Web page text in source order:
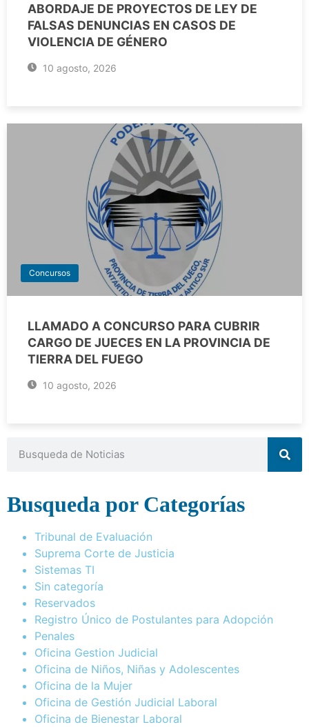
ABORDAJE DE PROYECTOS DE LEY DE
FALSAS DENUNCIAS EN CASOS DE
VIOLENCIA DE GÉNERO
10 agosto, 2026
Concursos
LLAMADO A CONCURSO PARA CUBRIR
CARGO DE JUECES EN LA PROVINCIA DE
TIERRA DEL FUEGO
10 agosto, 2026
Busqueda por Categorías
Tribunal de Evaluación
Suprema Corte de Justicia
Sistemas TI
Sin categoría
Reservados
Registro Único de Postulantes para Adopción
Penales
Oficina Gestion Judicial
Oficina de Niños, Niñas y Adolescentes
Oficina de la Mujer
Oficina de Gestión Judicial Laboral
Oficina de Bienestar Laboral